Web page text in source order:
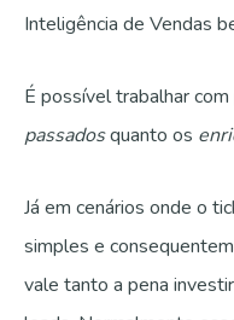
Inteligência de Vendas
É possível trabalhar
passadosquanto os
Já em cenários onde o
simples e
vale tanto a pena